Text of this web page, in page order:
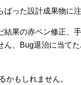
った設計成果物に注
果の赤ペン修正、
、Bug退治に当て
かもしれません。